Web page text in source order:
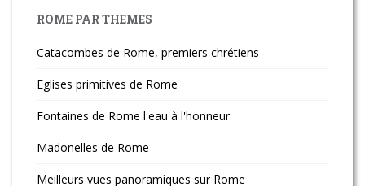
ROME PAR THEMES
Catacombes de Rome, premiers chrétiens
Eglises primitives de Rome
Fontaines de Rome l'eau à l'honneur
Madonelles de Rome
Meilleurs vues panoramiques sur Rome